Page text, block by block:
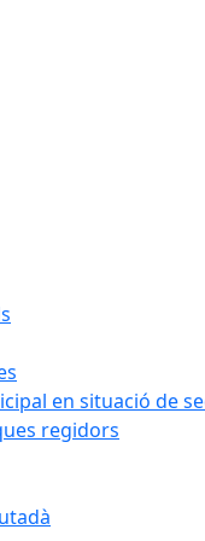
en situació de
regidors